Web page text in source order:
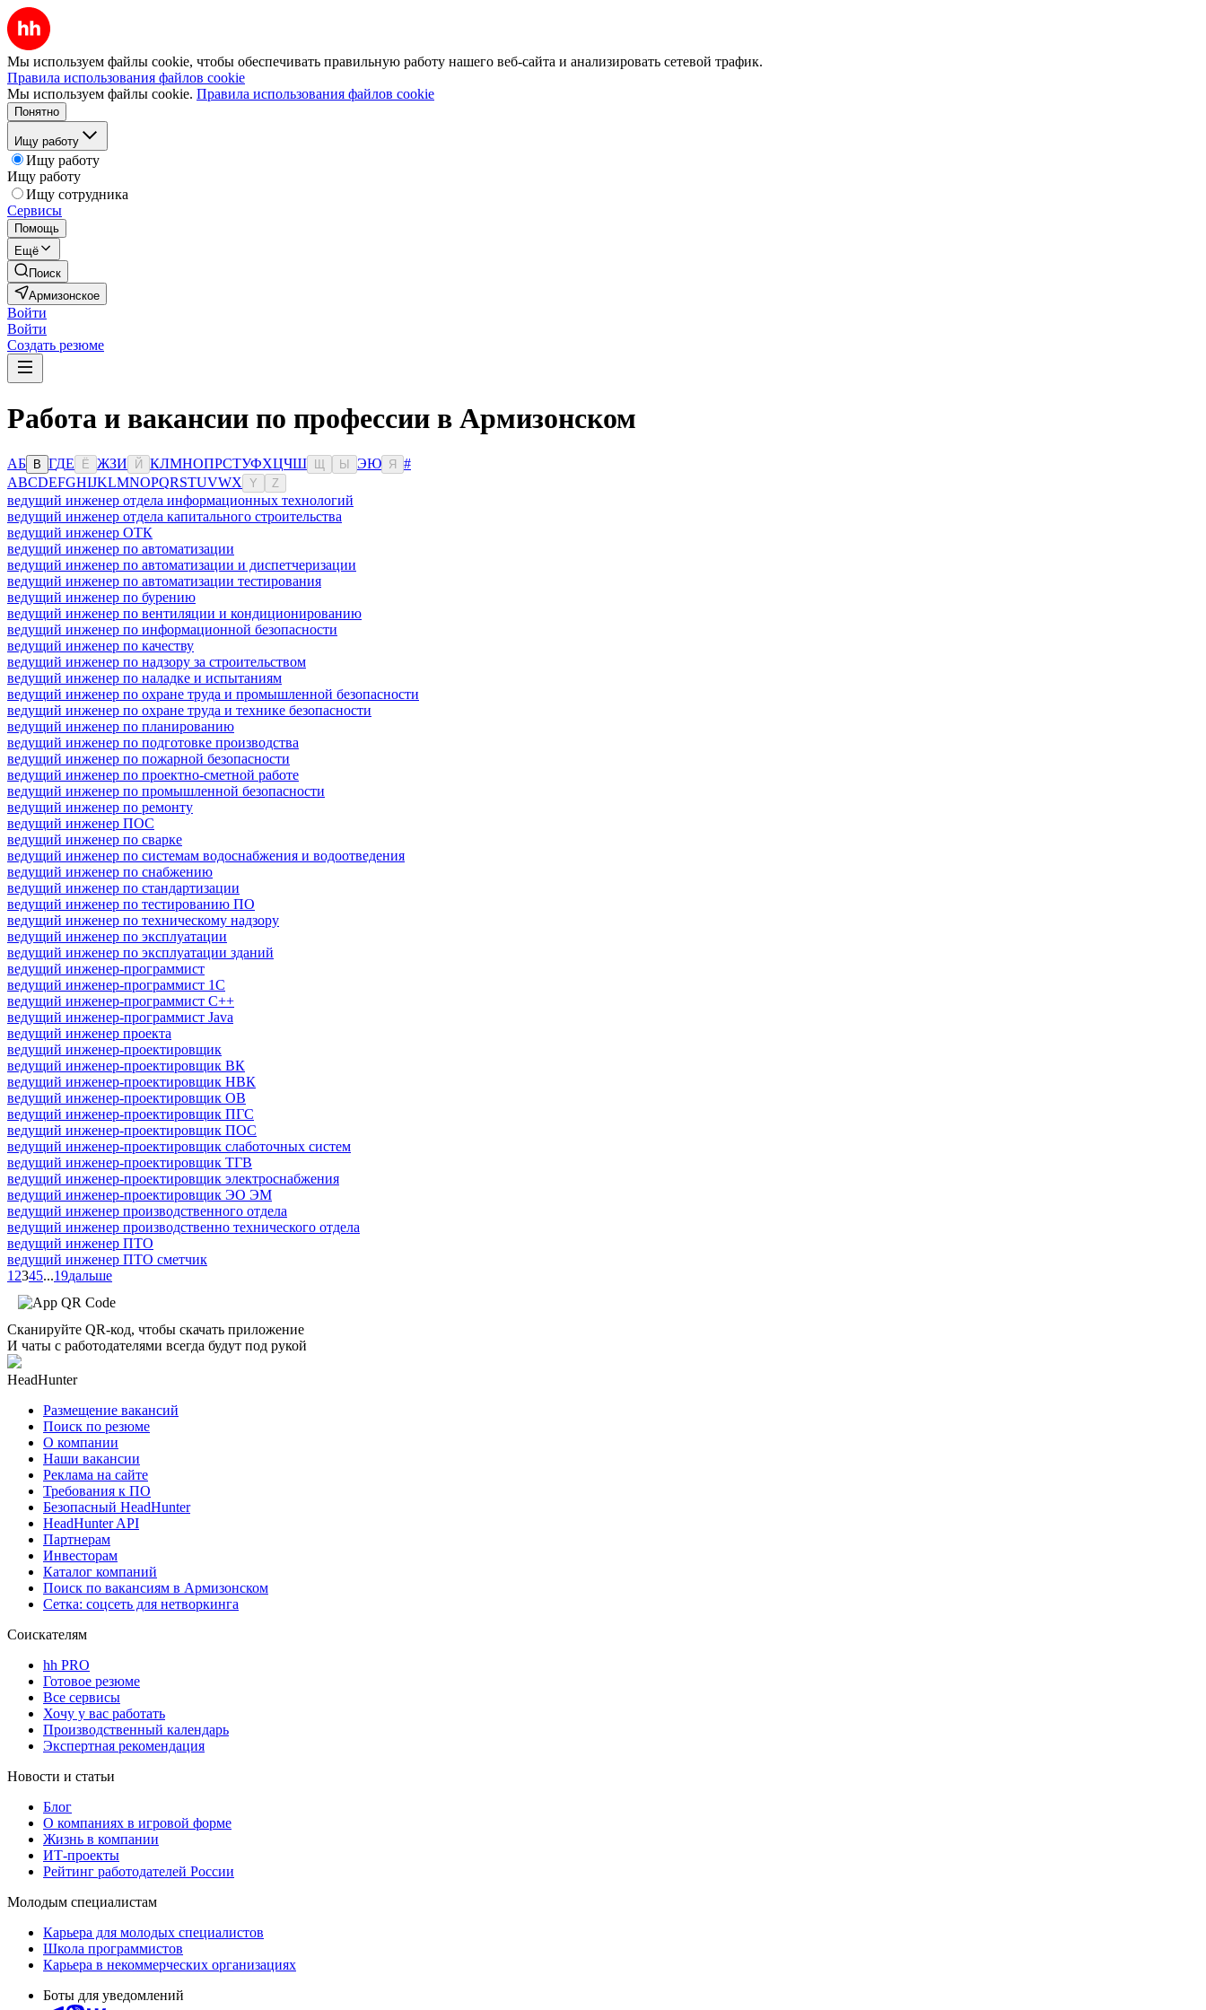
Мы используем файлы cookie, чтобы обеспечивать правильную работу нашего веб-сайта и анализировать сетевой трафик.
Правила использования файлов cookie
Мы используем файлы cookie. Правила использования файлов cookie
Понятно
Ищу работу
Ищу работу
Ищу работу
Ищу сотрудника
Сервисы
Помощь
Ещё
Поиск
Армизонское
Войти
Войти
Создать резюме
Работа и вакансии по профессии в Армизонском
АБ В ГДЕ Ё ЖЗИ Й КЛМНОПРСТУФХЦЧШ Ы ЭЮ Я
#
ABCDEFGHIJKLMNOPQRSTUVWX Y Z
ведущий инженер отдела информационных технологий
ведущий инженер отдела капитального строительства
ведущий инженер ОТК
ведущий инженер по автоматизации
ведущий инженер по автоматизации и диспетчеризации
ведущий инженер по автоматизации тестирования
ведущий инженер по бурению
ведущий инженер по вентиляции и кондиционированию
ведущий инженер по информационной безопасности
ведущий инженер по качеству
ведущий инженер по надзору за строительством
ведущий инженер по наладке и испытаниям
ведущий инженер по охране труда и промышленной безопасности
ведущий инженер по охране труда и технике безопасности
ведущий инженер по планированию
ведущий инженер по подготовке производства
ведущий инженер по пожарной безопасности
ведущий инженер по проектно-сметной работе
ведущий инженер по промышленной безопасности
ведущий инженер по ремонту
ведущий инженер ПОС
ведущий инженер по сварке
ведущий инженер по системам водоснабжения и водоотведения
ведущий инженер по снабжению
ведущий инженер по стандартизации
ведущий инженер по тестированию ПО
ведущий инженер по техническому надзору
ведущий инженер по эксплуатации
ведущий инженер по эксплуатации зданий
ведущий инженер-программист
ведущий инженер-программист 1С
ведущий инженер-программист C++
ведущий инженер-программист Java
ведущий инженер проекта
ведущий инженер-проектировщик
ведущий инженер-проектировщик ВК
ведущий инженер-проектировщик НВК
ведущий инженер-проектировщик ОВ
ведущий инженер-проектировщик ПГС
ведущий инженер-проектировщик ПОС
ведущий инженер-проектировщик слаботочных систем
ведущий инженер-проектировщик ТГВ
ведущий инженер-проектировщик электроснабжения
ведущий инженер-проектировщик ЭО ЭМ
ведущий инженер производственного отдела
ведущий инженер производственно технического отдела
ведущий инженер ПТО
ведущий инженер ПТО сметчик
1 2345...19дальше
Сканируйте QR-код, чтобы скачать приложение
И чаты с работодателями всегда будут под рукой
HeadHunter
Размещение вакансий
Поиск по резюме
О компании
Наши вакансии
Реклама на сайте
Требования к ПО
Безопасный HeadHunter
HeadHunter API
Партнерам
Инвесторам
Каталог компаний
Поиск по вакансиям в Армизонском
Сетка: соцсеть для нетворкинга
Соискателям
hh PRO
Готовое резюме
Все сервисы
Хочу у вас работать
Производственный календарь
Экспертная рекомендация
Новости и статьи
Блог
О компаниях в игровой форме
Жизнь в компании
ИТ-проекты
Рейтинг работодателей России
Молодым специалистам
Карьера для молодых специалистов
Школа программистов
Карьера в некоммерческих организациях
Боты для уведомлений